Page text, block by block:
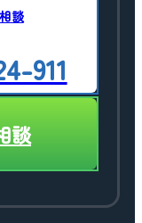
談
911
談